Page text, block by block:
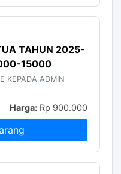
TAHUN 2025-
15000
KEPADA ADMIN
Harga:Rp 900.000